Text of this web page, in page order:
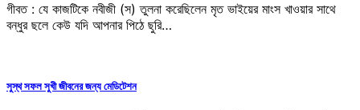
গীবত : যে কাজটিকে নবীজী (স) তুলনা করেছিলেন মৃত ভাইয়ের মাংস খাওয়ার সাথে
বন্ধুর ছলে কেউ যদি আপনার পিঠে ছুরি…
সুস্থ সফল সুখী জীবনের জন্য মেডিটেশন